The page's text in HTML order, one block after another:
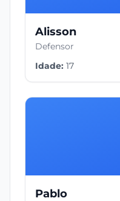
Alisson
Defensor
Idade: 17
Pablo